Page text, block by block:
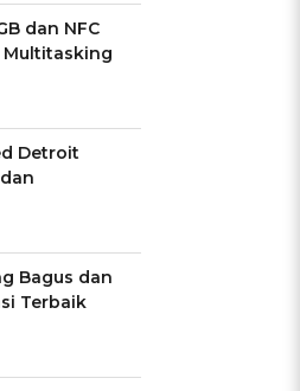
dan NFC
Multitasking
Detroit
Bagus dan
Terbaik